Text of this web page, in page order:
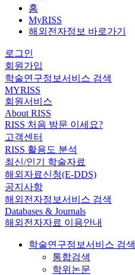
홈
MyRISS
해외전자정보 바로가기
로그인
회원가입
학술연구정보서비스 검색
MYRISS
회원서비스
About RISS
RISS 처음 방문 이세요?
고객센터
RISS 활용도 분석
최신/인기 학술자료
해외자료신청(E-DDS)
공지사항
해외전자정보서비스 검색
Databases & Journals
해외전자자료 이용안내
학술연구정보서비스 검색
통합검색
학위논문